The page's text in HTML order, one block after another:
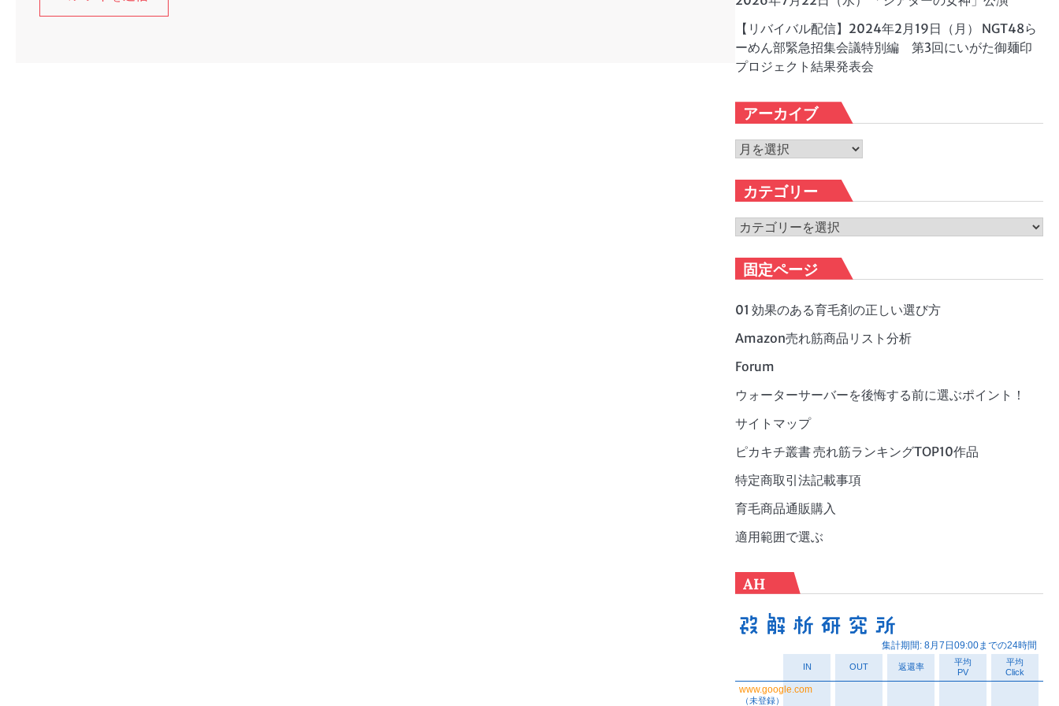
【リバイバル配信】2024年2月19日（月） NGT48ら
ーめん部緊急招集会議特別編 第3回にいがた御麺印
プロジェクト結果発表会
アーカイブ
ア
カ
イ
ブ
カテゴリー
カ
ゴ
リ
ー
固定ページ
01 効果のある育毛剤の正しい選び方
Amazon売れ筋商品リスト分析
Forum
ウォーターサーバーを後悔する前に選ぶポイント！
サイトマップ
ピカキチ叢書 売れ筋ランキングTOP10作品
特定商取引法記載事項
育毛商品通販購入
適用範囲で選ぶ
AH